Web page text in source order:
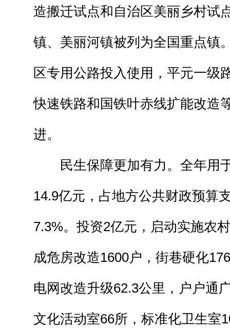
造搬迁试点和自治区美丽乡村试
镇、美丽河镇被列为全国重点镇
区专用公路投入使用，平元一级
快速铁路和国铁叶赤线扩能改造
进。
民生保障更加有力。全年用
14.9亿元，占地方公共财政预算
7.3%。投资2亿元，启动实施农
成危房改造1600户，街巷硬化
电网改造升级62.3公里，户户通
文化活动室66所，标准化卫生室